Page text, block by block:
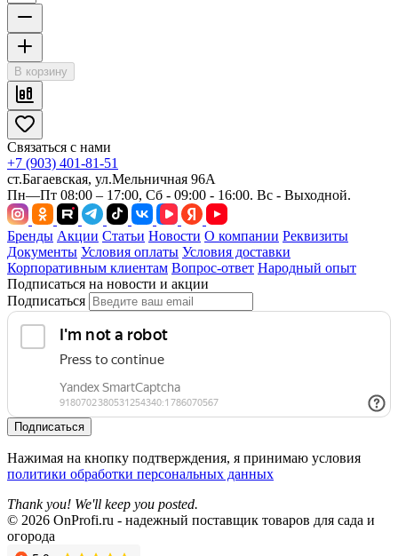
В корзину
Связаться с нами
+7 (903) 401-81-51
ст.Багаевская, ул.Мельничная 96А
Пн—Пт 08:00 – 17:00, Сб - 09:00 - 16:00. Вс - Выходной.
Бренды Акции Статьи Новости О компании Реквизиты
Документы Условия оплаты Условия доставки
Корпоративным клиентам Вопрос-ответ Народный опыт
Подписаться на новости и акции
Подписаться
Подписаться
Нажимая на кнопку подтверждения, я принимаю условия
политики обработки персональных данных
Thank you! We'll keep you posted.
© 2026 OnProfi.ru - надежный поставщик товаров для сада и
огорода